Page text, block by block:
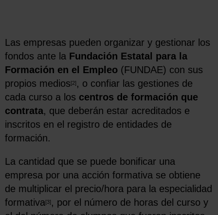
Las empresas pueden organizar y gestionar los
fondos ante la Fundación Estatal para la
Formación en el Empleo (FUNDAE) con sus
propios medios[2] , o confiar las gestiones de
cada curso a los centros de formación que
contrata, que deberán estar acreditados e
inscritos en el registro de entidades de
formación.
La cantidad que se puede bonificar una
empresa por una acción formativa se obtiene
de multiplicar el precio/hora para la especialidad
formativa[3] , por el número de horas del curso y